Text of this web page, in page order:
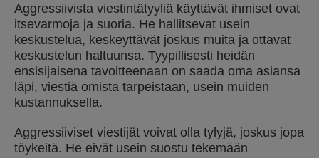
Aggressiivista viestintätyyliä käyttävät ihmiset ovat
itsevarmoja ja suoria. He hallitsevat usein
keskustelua, keskeyttävät joskus muita ja ottavat
keskustelun haltuunsa. Tyypillisesti heidän
ensisijaisena tavoitteenaan on saada oma asiansa
läpi, viestiä omista tarpeistaan, usein muiden
kustannuksella.
Aggressiiviset viestijät voivat olla tylyjä, joskus jopa
töykeitä. He eivät usein suostu tekemään